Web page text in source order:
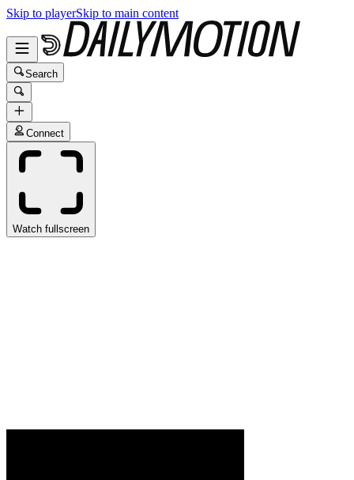
Skip to playerSkip to main content
Search
Connect
Watch fullscreen